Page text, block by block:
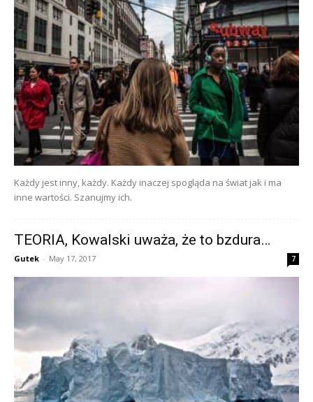
Każdy jest inny, każdy. Każdy inaczej spogląda na świat jak i ma
inne wartości. Szanujmy ich.
TEORIA, Kowalski uważa, że to bzdura…
Gutek - May 17, 2017 7